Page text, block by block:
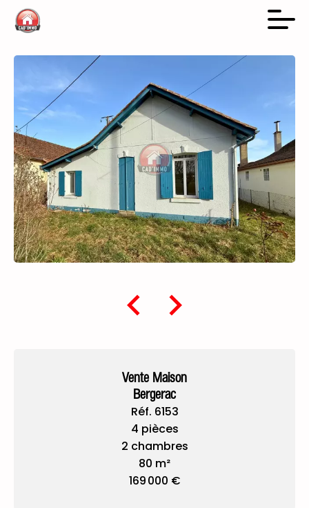
Vente Maison
Bergerac
Réf. 6153
4 pièces
2 chambres
80 m²
169 000 €